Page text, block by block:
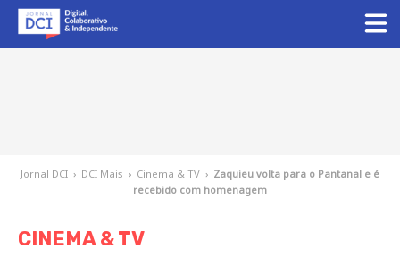
Jornal DCI › DCI Mais › Cinema & TV › Zaquieu volta para o Pantanal e é
recebido com homenagem
CINEMA & TV